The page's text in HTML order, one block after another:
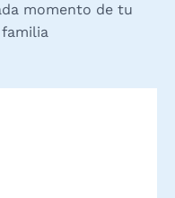
momento de tu